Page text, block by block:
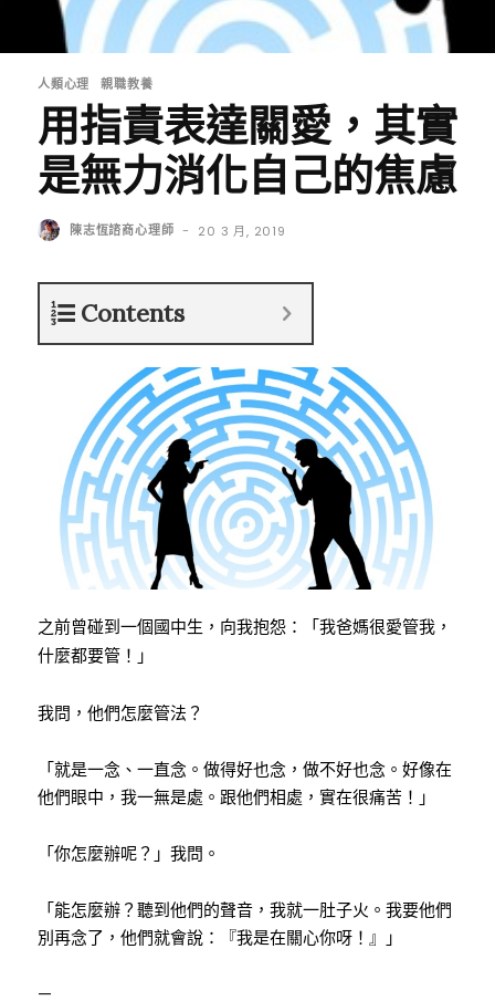
人類心理 親職教養
用指責表達關愛，其實
是無力消化自己的焦慮
陳志恆諮商心理師 - 20 3 月, 2019
Contents
之前曾碰到一個國中生，向我抱怨：
「我爸媽很愛管我，
什麼都要管！」
我問，他們怎麼管法？
「就是一念、一直念。做得好也念，做不好也念。好像在
他們眼中，我一無是處。跟他們相處，實在很痛苦！」
「你怎麼辦呢？」我問。
「能怎麼辦？聽到他們的聲音，我就一肚子火。我要他們
別再念了，他們就會說：『我是在關心你呀！』」
—